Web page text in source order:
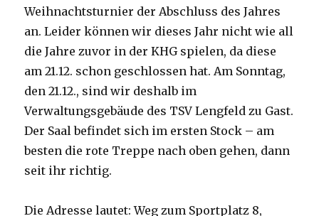
Weihnachtsturnier der Abschluss des Jahres
an. Leider können wir dieses Jahr nicht wie all
die Jahre zuvor in der KHG spielen, da diese
am 21.12. schon geschlossen hat. Am Sonntag,
den 21.12., sind wir deshalb im
Verwaltungsgebäude des TSV Lengfeld zu Gast.
Der Saal befindet sich im ersten Stock – am
besten die rote Treppe nach oben gehen, dann
seit ihr richtig.
Die Adresse lautet: Weg zum Sportplatz 8,